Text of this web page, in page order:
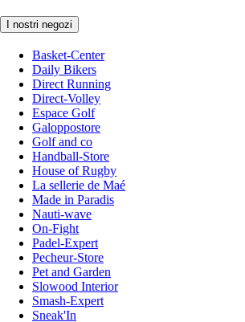
I nostri negozi
Basket-Center
Daily Bikers
Direct Running
Direct-Volley
Espace Golf
Galoppostore
Golf and co
Handball-Store
House of Rugby
La sellerie de Maé
Made in Paradis
Nauti-wave
On-Fight
Padel-Expert
Pecheur-Store
Pet and Garden
Slowood Interior
Smash-Expert
Sneak'In